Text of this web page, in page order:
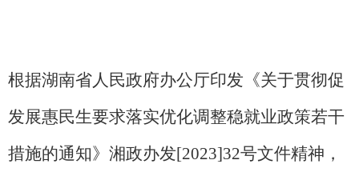
根据湖南省人民政府办公厅印发《关于贯彻促
发展惠民生要求落实优化调整稳就业政策若干
措施的通知》湘政办发[2023]32号文件精神，